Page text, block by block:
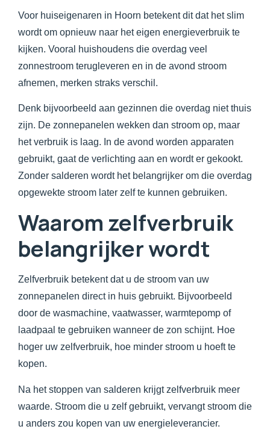
Voor huiseigenaren in Hoorn betekent dit dat het slim
wordt om opnieuw naar het eigen energieverbruik te
kijken. Vooral huishoudens die overdag veel
zonnestroom terugleveren en in de avond stroom
afnemen, merken straks verschil.
Denk bijvoorbeeld aan gezinnen die overdag niet thuis
zijn. De zonnepanelen wekken dan stroom op, maar
het verbruik is laag. In de avond worden apparaten
gebruikt, gaat de verlichting aan en wordt er gekookt.
Zonder salderen wordt het belangrijker om die overdag
opgewekte stroom later zelf te kunnen gebruiken.
Waarom zelfverbruik
belangrijker wordt
Zelfverbruik betekent dat u de stroom van uw
zonnepanelen direct in huis gebruikt. Bijvoorbeeld
door de wasmachine, vaatwasser, warmtepomp of
laadpaal te gebruiken wanneer de zon schijnt. Hoe
hoger uw zelfverbruik, hoe minder stroom u hoeft te
kopen.
Na het stoppen van salderen krijgt zelfverbruik meer
waarde. Stroom die u zelf gebruikt, vervangt stroom die
u anders zou kopen van uw energieleverancier.